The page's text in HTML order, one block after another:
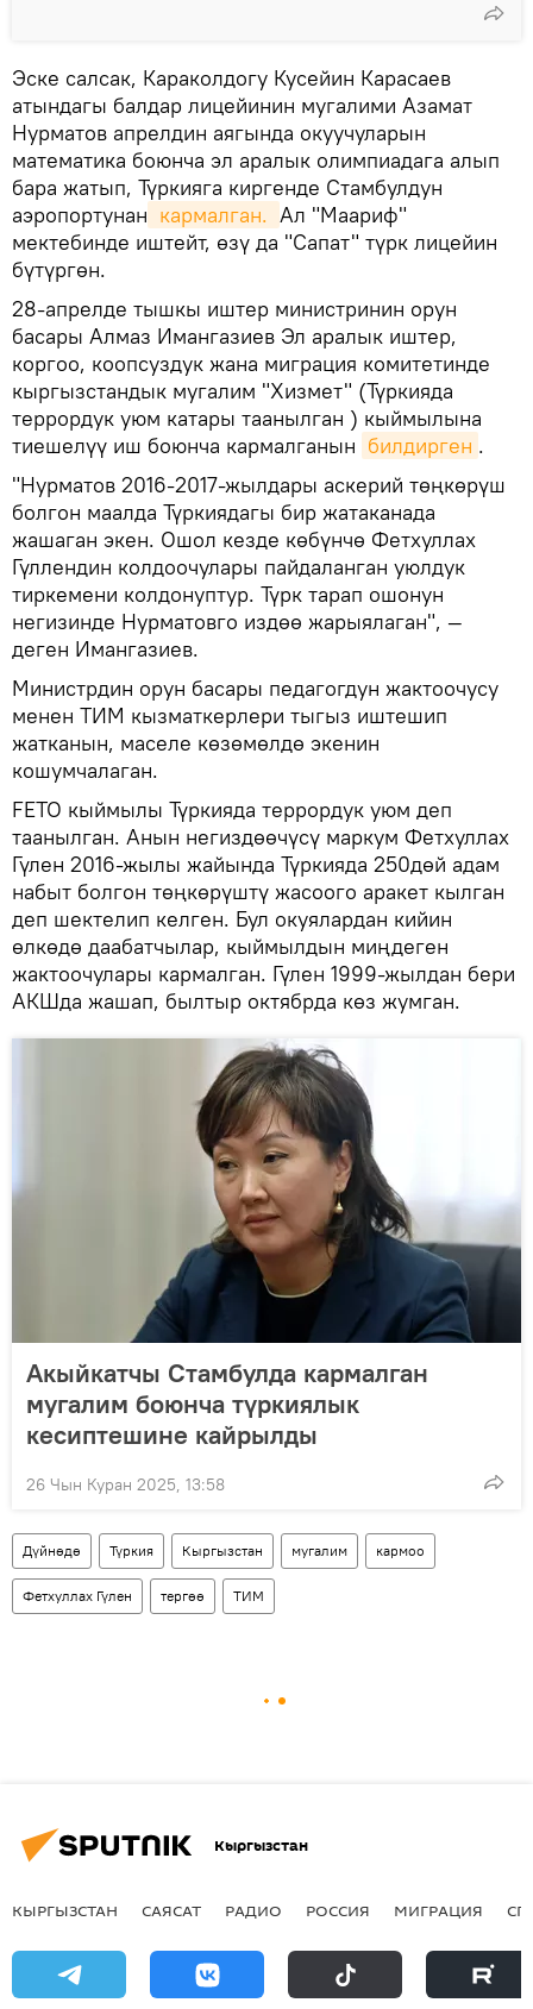
Эске салсак, Караколдогу Кусейин Карасаев
атындагы балдар лицейинин мугалими Азамат
Нурматов апрелдин аягында окуучуларын
математика боюнча эл аралык олимпиадага алып
бара жатып, Түркияга киргенде Стамбулдун
аэропортунан кармалган. Ал "Маариф"
мектебинде иштейт, өзү да "Сапат" түрк лицейин
бүтүргөн.
28-апрелде тышкы иштер министринин орун
басары Алмаз Имангазиев Эл аралык иштер,
коргоо, коопсуздук жана миграция комитетинде
кыргызстандык мугалим "Хизмет" (Түркияда
террордук уюм катары таанылган ) кыймылына
тиешелүү иш боюнча кармалганын билдирген .
"Нурматов 2016-2017-жылдары аскерий төңкөрүш
болгон маалда Түркиядагы бир жатаканада
жашаган экен. Ошол кезде көбүнчө Фетхуллах
Гүллендин колдоочулары пайдаланган уюлдук
тиркемени колдонуптур. Түрк тарап ошонун
негизинде Нурматовго издөө жарыялаган", —
деген Имангазиев.
Министрдин орун басары педагогдун жактоочусу
менен ТИМ кызматкерлери тыгыз иштешип
жатканын, маселе көзөмөлдө экенин
кошумчалаган.
FETO кыймылы Түркияда террордук уюм деп
таанылган. Анын негиздөөчүсү маркум Фетхуллах
Гүлен 2016-жылы жайында Түркияда 250дөй адам
набыт болгон төңкөрүштү жасоого аракет кылган
деп шектелип келген. Бул окуялардан кийин
өлкөдө даабатчылар, кыймылдын миңдеген
жактоочулары кармалган. Гүлен 1999-жылдан бери
АКШда жашап, былтыр октябрда көз жумган.
Акыйкатчы Стамбулда кармалган
мугалим боюнча түркиялык
кесиптешине кайрылды
26 Чын Куран 2025, 13:58
Дүйнөдө Түркия Кыргызстан мугалим кармоо
Фетхуллах Гүлен тергөө ТИМ
Кыргызстан
КЫРГЫЗСТАН САЯСАТ РАДИО РОССИЯ МИГРАЦИЯ